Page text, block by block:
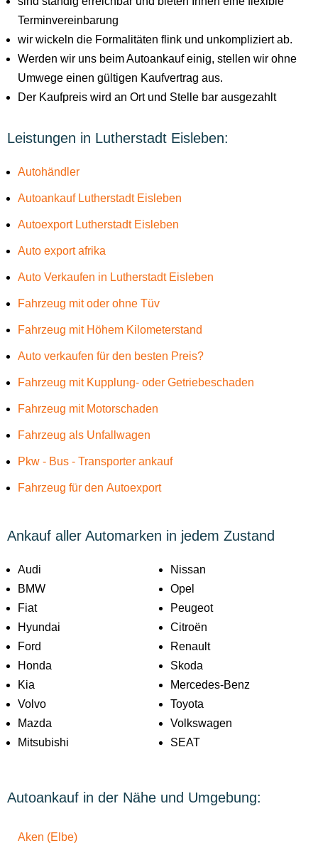
Terminvereinbarung
wir wickeln die Formalitäten flink und unkompliziert ab.
Werden wir uns beim Autoankauf einig, stellen wir ohne
Umwege einen gültigen Kaufvertrag aus.
Der Kaufpreis wird an Ort und Stelle bar ausgezahlt
Leistungen in Lutherstadt Eisleben:
Autohändler
Autoankauf Lutherstadt Eisleben
Autoexport Lutherstadt Eisleben
Auto export afrika
Auto Verkaufen in Lutherstadt Eisleben
Fahrzeug mit oder ohne Tüv
Fahrzeug mit Höhem Kilometerstand
Auto verkaufen für den besten Preis?
Fahrzeug mit Kupplung- oder Getriebeschaden
Fahrzeug mit Motorschaden
Fahrzeug als Unfallwagen
Pkw - Bus - Transporter ankauf
Fahrzeug für den Autoexport
Ankauf aller Automarken in jedem Zustand
Audi
BMW
Fiat
Hyundai
Ford
Honda
Kia
Volvo
Mazda
Mitsubishi
Nissan
Opel
Peugeot
Citroën
Renault
Skoda
Mercedes-Benz
Toyota
Volkswagen
SEAT
Autoankauf in der Nähe und Umgebung:
Aken (Elbe)